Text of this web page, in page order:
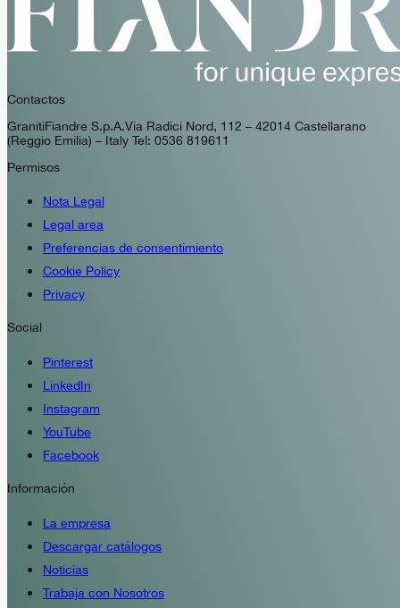
Contactos
GranitiFiandre S.p.A. Via Radici Nord, 112 – 42014 Castellarano
(Reggio Emilia) – Italy Tel: 0536 819611
Permisos
Nota Legal
Legal area
Preferencias de consentimiento
Cookie Policy
Privacy
Social
Pinterest
LinkedIn
Instagram
YouTube
Facebook
Información
La empresa
Descargar catálogos
Noticias
Trabaja con Nosotros